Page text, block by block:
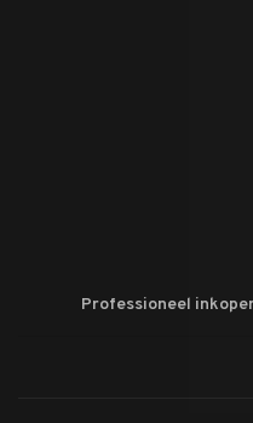
Professioneel